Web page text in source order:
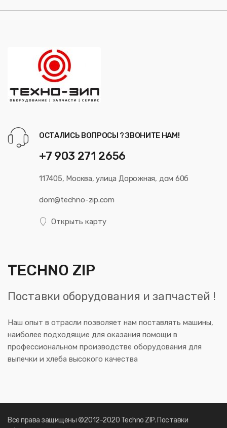
ОСТАЛИСЬ ВОПРОСЫ ? ЗВОНИТЕ НАМ!
+7 903 271 2656
117405, Москва, улица Дорожная, дом 60б
dom@techno-zip.com
Открыть карту
TECHNO ZIP
Поставки оборудования и запчастей !
Наш опыт в отрасли позволяет нам поставлять машины,
наиболее подходящие для оказания помощи в
профессиональном производстве оборудования для
выпечки и хлеба высокого качества
Все права защищены ©2012-2020 Techno ZIP. Поставки